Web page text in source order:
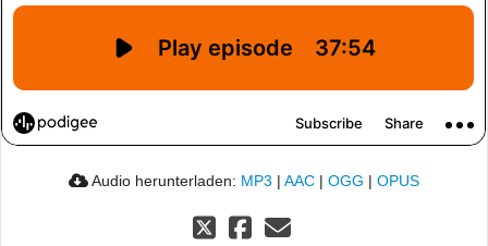
Audio herunterladen: MP3 | AAC | OGG | OPUS